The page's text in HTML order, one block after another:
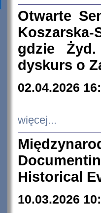
Otwarte
Koszarska-
gdzie
dyskurs o
02.04.2026
więcej...
Historical
10.03.2026